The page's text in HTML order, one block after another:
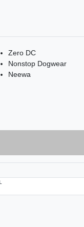
Zero DC
Nonstop Dogwear
Neewa